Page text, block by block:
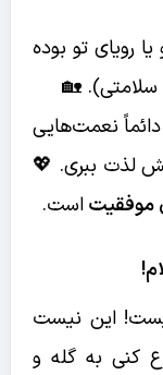
رویای تو بوده
سلامتی). 🏡
نعمت‌هایی
لذت ببری. 💖
موفقیتاست.
این نیست
کنی به گله و